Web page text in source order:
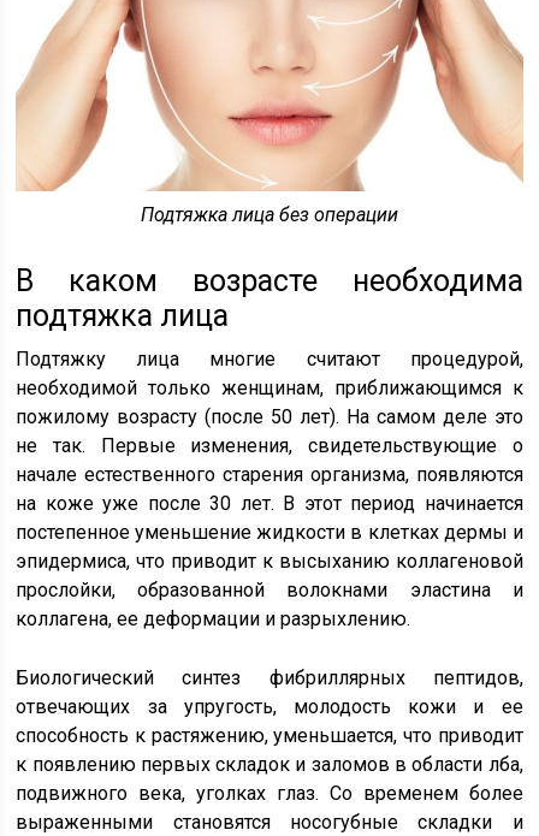
Подтяжка лица без операции
В каком возрасте необходима
подтяжка лица
Подтяжку лица многие считают процедурой,
необходимой только женщинам, приближающимся к
пожилому возрасту (после 50 лет). На самом деле это
не так. Первые изменения, свидетельствующие о
начале естественного старения организма, появляются
на коже уже после 30 лет. В этот период начинается
постепенное уменьшение жидкости в клетках дермы и
эпидермиса, что приводит к высыханию коллагеновой
прослойки, образованной волокнами эластина и
коллагена, ее деформации и разрыхлению.
Биологический синтез фибриллярных пептидов,
отвечающих за упругость, молодость кожи и ее
способность к растяжению, уменьшается, что приводит
к появлению первых складок и заломов в области лба,
подвижного века, уголках глаз. Со временем более
выраженными становятся носогубные складки и